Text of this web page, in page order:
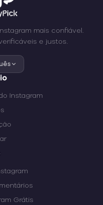
mais confiável.
e justos.
Instagram
Grátis